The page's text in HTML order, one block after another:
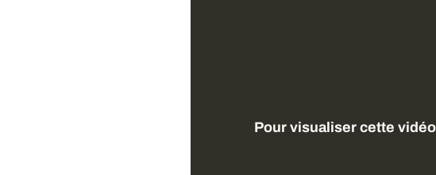
Pour visualiser cette